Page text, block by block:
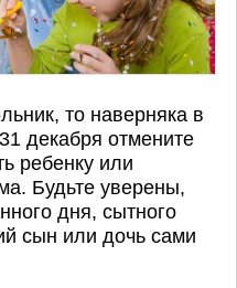
то наверняка в
декабря отмените
ребенку или
Будьте уверены,
дня, сытного
сын или дочь сами